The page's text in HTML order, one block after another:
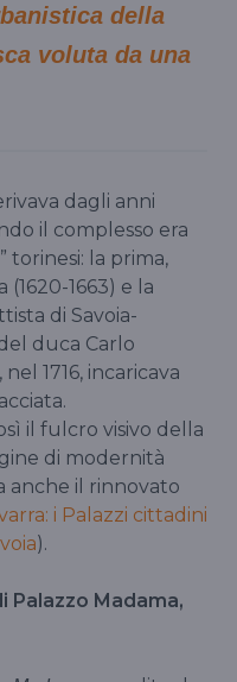
della
voluta da una
dagli anni
il complesso era
torinesi: la prima,
1663) e la
di Savoia-
duca Carlo
1716, incaricava
il fulcro visivo della
di modernità
anche il rinnovato
i Palazzi cittadini
).
Palazzo Madama,